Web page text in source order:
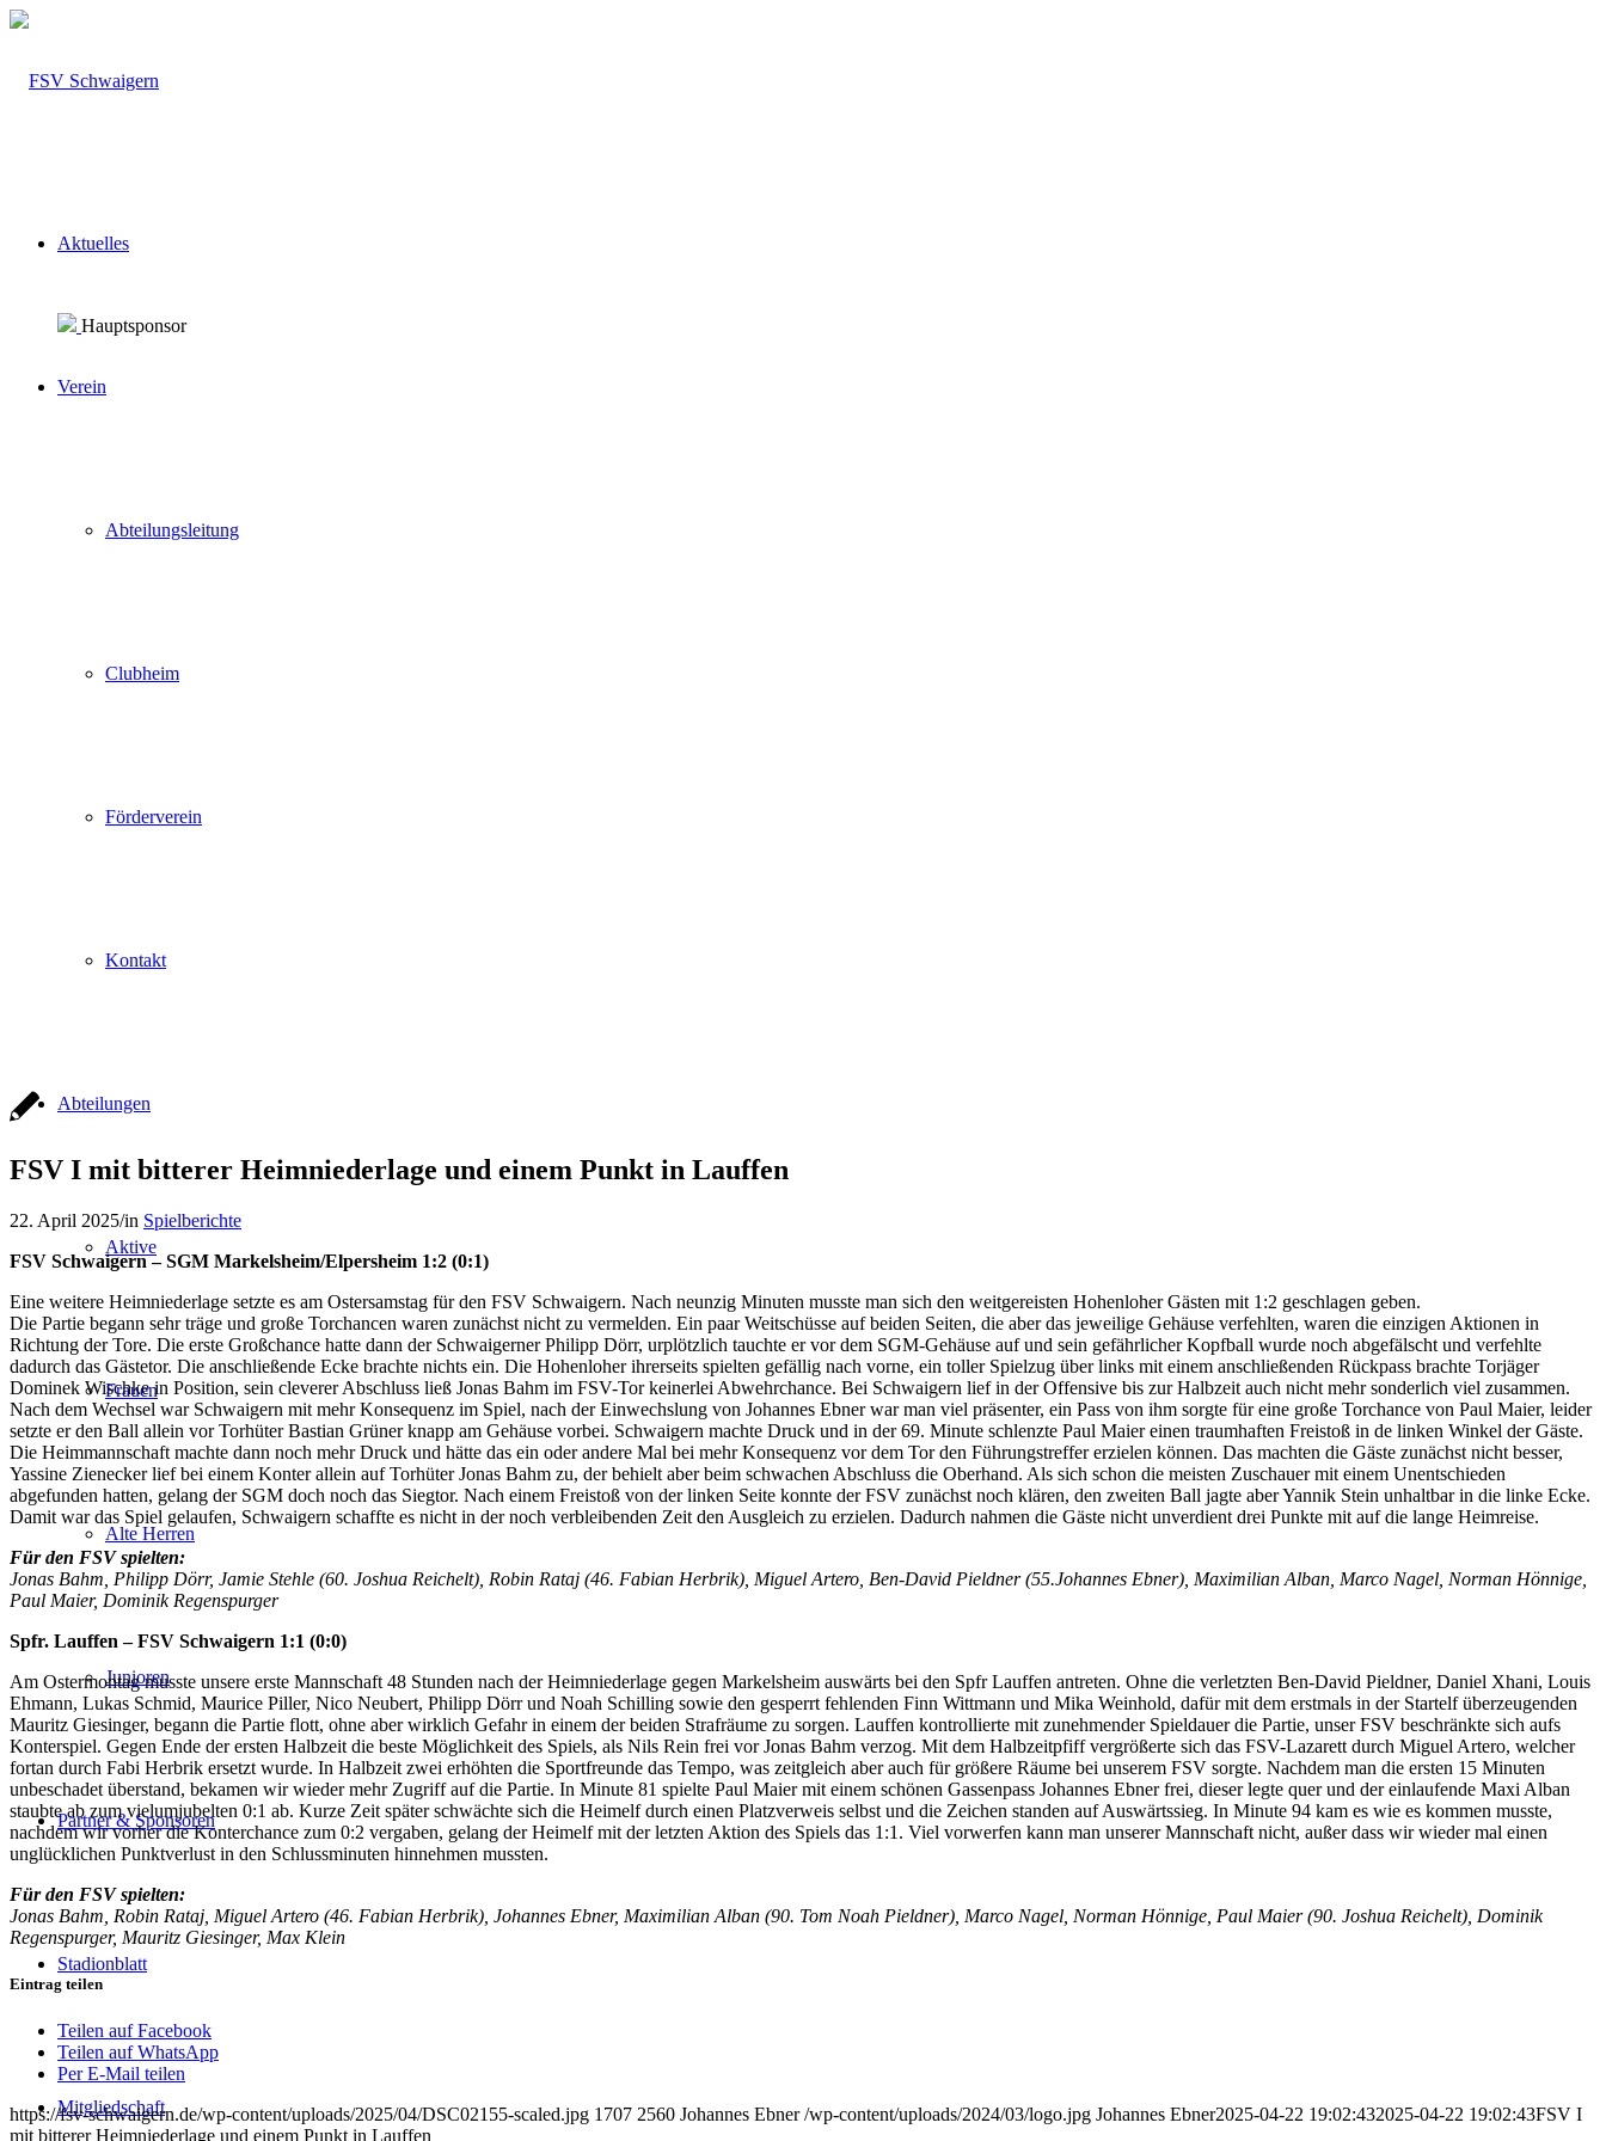
Aktuelles
Verein
Abteilungsleitung
Clubheim
Förderverein
Kontakt
Abteilungen
Aktive
Frauen
Alte Herren
Junioren
Partner & Sponsoren
Stadionblatt
Mitgliedschaft
Hauptsponsor
FSV I mit bitterer Heimniederlage und einem Punkt in Lauffen
22. April 2025/in Spielberichte
FSV Schwaigern – SGM Markelsheim/Elpersheim 1:2 (0:1)
Eine weitere Heimniederlage setzte es am Ostersamstag für den FSV Schwaigern. Nach neunzig Minuten musste man sich den weitgereisten Hohenloher Gästen mit 1:2 geschlagen geben.
Die Partie begann sehr träge und große Torchancen waren zunächst nicht zu vermelden. Ein paar Weitschüsse auf beiden Seiten, die aber das jeweilige Gehäuse verfehlten, waren die einzigen Aktionen in
Richtung der Tore. Die erste Großchance hatte dann der Schwaigerner Philipp Dörr, urplötzlich tauchte er vor dem SGM-Gehäuse auf und sein gefährlicher Kopfball wurde noch abgefälscht und verfehlte
dadurch das Gästetor. Die anschließende Ecke brachte nichts ein. Die Hohenloher ihrerseits spielten gefällig nach vorne, ein toller Spielzug über links mit einem anschließenden Rückpass brachte Torjäger
Dominek Wischke in Position, sein cleverer Abschluss ließ Jonas Bahm im FSV-Tor keinerlei Abwehrchance. Bei Schwaigern lief in der Offensive bis zur Halbzeit auch nicht mehr sonderlich viel zusammen.
Nach dem Wechsel war Schwaigern mit mehr Konsequenz im Spiel, nach der Einwechslung von Johannes Ebner war man viel präsenter, ein Pass von ihm sorgte für eine große Torchance von Paul Maier, leider
setzte er den Ball allein vor Torhüter Bastian Grüner knapp am Gehäuse vorbei. Schwaigern machte Druck und in der 69. Minute schlenzte Paul Maier einen traumhaften Freistoß in de linken Winkel der Gäste.
Die Heimmannschaft machte dann noch mehr Druck und hätte das ein oder andere Mal bei mehr Konsequenz vor dem Tor den Führungstreffer erzielen können. Das machten die Gäste zunächst nicht besser,
Yassine Zienecker lief bei einem Konter allein auf Torhüter Jonas Bahm zu, der behielt aber beim schwachen Abschluss die Oberhand. Als sich schon die meisten Zuschauer mit einem Unentschieden
abgefunden hatten, gelang der SGM doch noch das Siegtor. Nach einem Freistoß von der linken Seite konnte der FSV zunächst noch klären, den zweiten Ball jagte aber Yannik Stein unhaltbar in die linke Ecke.
Damit war das Spiel gelaufen, Schwaigern schaffte es nicht in der noch verbleibenden Zeit den Ausgleich zu erzielen. Dadurch nahmen die Gäste nicht unverdient drei Punkte mit auf die lange Heimreise.
Für den FSV spielten:
Jonas Bahm, Philipp Dörr, Jamie Stehle (60. Joshua Reichelt), Robin Rataj (46. Fabian Herbrik), Miguel Artero, Ben-David Pieldner (55.Johannes Ebner), Maximilian Alban, Marco Nagel, Norman Hönnige,
Paul Maier, Dominik Regenspurger
Spfr. Lauffen – FSV Schwaigern 1:1 (0:0)
Am Ostermontag musste unsere erste Mannschaft 48 Stunden nach der Heimniederlage gegen Markelsheim auswärts bei den Spfr Lauffen antreten. Ohne die verletzten Ben-David Pieldner, Daniel Xhani, Louis
Ehmann, Lukas Schmid, Maurice Piller, Nico Neubert, Philipp Dörr und Noah Schilling sowie den gesperrt fehlenden Finn Wittmann und Mika Weinhold, dafür mit dem erstmals in der Startelf überzeugenden
Mauritz Giesinger, begann die Partie flott, ohne aber wirklich Gefahr in einem der beiden Strafräume zu sorgen. Lauffen kontrollierte mit zunehmender Spieldauer die Partie, unser FSV beschränkte sich aufs
Konterspiel. Gegen Ende der ersten Halbzeit die beste Möglichkeit des Spiels, als Nils Rein frei vor Jonas Bahm verzog. Mit dem Halbzeitpfiff vergrößerte sich das FSV-Lazarett durch Miguel Artero, welcher
fortan durch Fabi Herbrik ersetzt wurde. In Halbzeit zwei erhöhten die Sportfreunde das Tempo, was zeitgleich aber auch für größere Räume bei unserem FSV sorgte. Nachdem man die ersten 15 Minuten
unbeschadet überstand, bekamen wir wieder mehr Zugriff auf die Partie. In Minute 81 spielte Paul Maier mit einem schönen Gassenpass Johannes Ebner frei, dieser legte quer und der einlaufende Maxi Alban
staubte ab zum vielumjubelten 0:1 ab. Kurze Zeit später schwächte sich die Heimelf durch einen Platzverweis selbst und die Zeichen standen auf Auswärtssieg. In Minute 94 kam es wie es kommen musste,
nachdem wir vorher die Konterchance zum 0:2 vergaben, gelang der Heimelf mit der letzten Aktion des Spiels das 1:1. Viel vorwerfen kann man unserer Mannschaft nicht, außer dass wir wieder mal einen
unglücklichen Punktverlust in den Schlussminuten hinnehmen mussten.
Für den FSV spielten:
Jonas Bahm, Robin Rataj, Miguel Artero (46. Fabian Herbrik), Johannes Ebner, Maximilian Alban (90. Tom Noah Pieldner), Marco Nagel, Norman Hönnige, Paul Maier (90. Joshua Reichelt), Dominik
Regenspurger, Mauritz Giesinger, Max Klein
Eintrag teilen
Teilen auf Facebook
Teilen auf WhatsApp
Per E-Mail teilen
https://fsv-schwaigern.de/wp-content/uploads/2025/04/DSC02155-scaled.jpg 1707 2560 Johannes Ebner /wp-content/uploads/2024/03/logo.jpg Johannes Ebner2025-04-22 19:02:432025-04-22 19:02:43FSV I
mit bitterer Heimniederlage und einem Punkt in Lauffen